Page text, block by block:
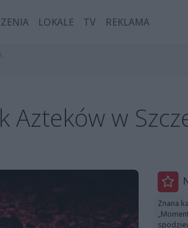
LOKALE TV REKLAMA
Azteków w
Znana